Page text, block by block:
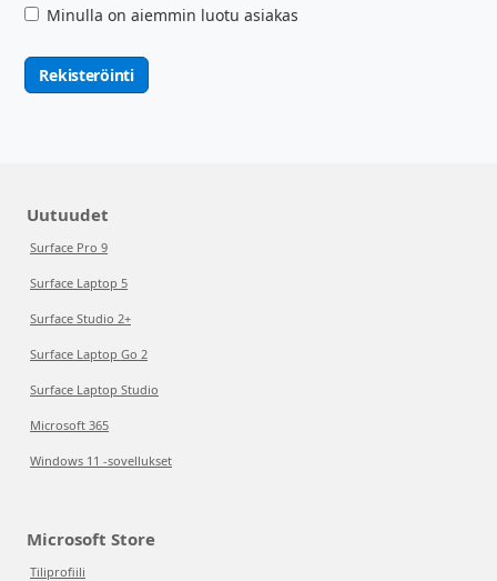
Minulla on aiemmin luotu asiakas
Rekisteröinti
Uutuudet
Surface Pro 9
Surface Laptop 5
Surface Studio 2+
Surface Laptop Go 2
Surface Laptop Studio
Microsoft 365
Windows 11 -sovellukset
Microsoft Store
Tiliprofiili